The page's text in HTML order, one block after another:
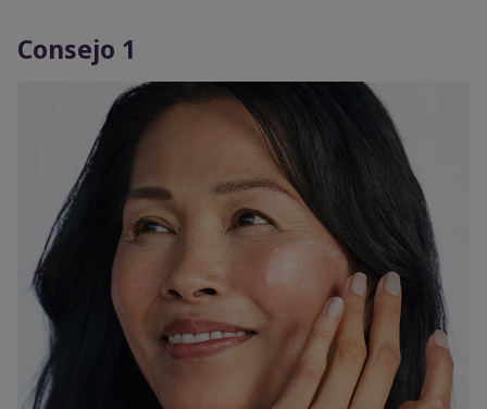
Consejo 1